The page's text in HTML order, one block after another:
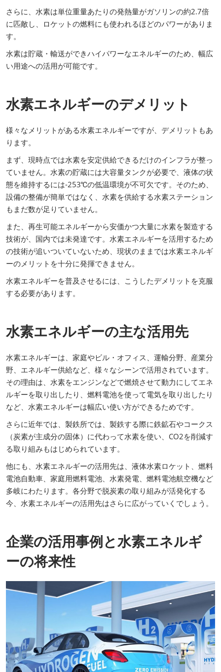
さらに、水素は単位重量あたりの発熱量がガソリンの約2.7倍
に匹敵し、ロケットの燃料にも使われるほどのパワーがありま
す。
水素は貯蔵・輸送ができハイパワーなエネルギーのため、幅広
い用途への活用が可能です。
水素エネルギーのデメリット
様々なメリットがある水素エネルギーですが、デメリットもあ
ります。
まず、現時点では水素を安定供給できるだけのインフラが整っ
ていません。水素の貯蔵には大容量タンクが必要で、液体の状
態を維持するには-253℃の低温環境が不可欠です。そのため、
設備の整備が簡単ではなく、水素を供給する水素ステーション
もまだ数が足りていません。
また、再生可能エネルギーから安価かつ大量に水素を製造する
技術が、国内では未発達です。水素エネルギーを活用するため
の技術が追いついていないため、現状のままでは水素エネルギ
ーのメリットを十分に発揮できません。
水素エネルギーを普及させるには、こうしたデメリットを克服
する必要があります。
水素エネルギーの主な活用先
水素エネルギーは、家庭やビル・オフィス、運輸分野、産業分
野、エネルギー供給など、様々なシーンで活用されています。
その理由は、水素をエンジンなどで燃焼させて動力にしてエネ
ルギーを取り出したり、燃料電池を使って電気を取り出したり
など、水素エネルギーは幅広い使い方ができるためです。
さらに近年では、製鉄所では、製鉄する際に鉄鉱石やコークス
（炭素が主成分の固体）に代わって水素を使い、CO2を削減す
る取り組みもはじめられています。
他にも、水素エネルギーの活用先は、液体水素ロケット、燃料
電池自動車、家庭用燃料電池、水素発電、燃料電池航空機など
多岐にわたります。各分野で脱炭素の取り組みが活発化する
今、水素エネルギーの活用先はさらに広がっていくでしょう。
企業の活用事例と水素エネルギ
ーの将来性